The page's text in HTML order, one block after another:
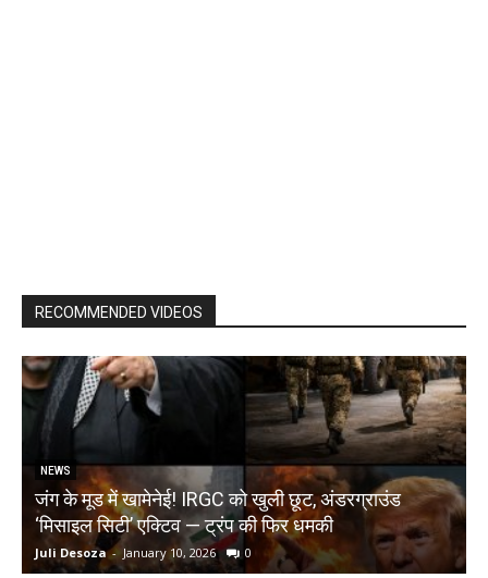
RECOMMENDED VIDEOS
NEWS
जंग के मूड में खामेनेई! IRGC को खुली छूट, अंडरग्राउंड
‘मिसाइल सिटी’ एक्टिव — ट्रंप की फिर धमकी
Juli Desoza - January 10, 2026 0